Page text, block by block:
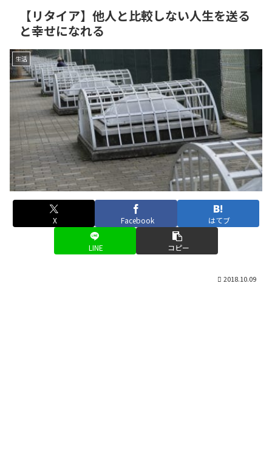
【リタイア】他人と比較しない人生を送る
と幸せになれる
生活
X Facebook はてブ
LINE コピー
2018.10.09